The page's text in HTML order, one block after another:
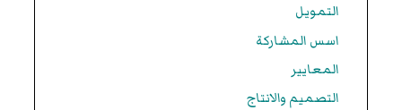
التمويل
اسس المشاركة
المعايير
التصميم والانتاج